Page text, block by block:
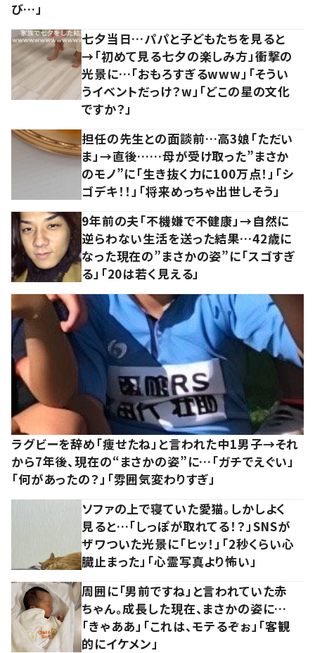
び…」
七夕当日…パパと子どもたちを見ると
→「初めて見る七夕の楽しみ方」衝撃の
光景に…「おもろすぎるwww」「そうい
うイベントだっけ？w」「どこの星の文化
ですか？」
担任の先生との面談前…高3娘「ただい
ま」→直後……母が受け取った”まさか
のモノ”に「生き抜く力に100万点！」「シ
ゴデキ！！」「将来めっちゃ出世しそう」
9年前の夫「不機嫌で不健康」→自然に
逆らわない生活を送った結果…42歳に
なった現在の”まさかの姿”に「スゴすぎ
る」「20は若く見える」
ラグビーを辞め「痩せたね」と言われた中1男子→それ
から7年後、現在の“まさかの姿”に…「ガチでえぐい」
「何があったの？」「雰囲気変わりすぎ」
ソファの上で寝ていた愛猫。しかしよく
見ると…「しっぽが取れてる！？」SNSが
ザワついた光景に「ヒッ！」「2秒くらい心
臓止まった」「心霊写真より怖い」
周囲に「男前ですね」と言われていた赤
ちゃん。成長した現在、まさかの姿に…
「きゃああ」「これは、モテるぞぉ」「客観
的にイケメン」